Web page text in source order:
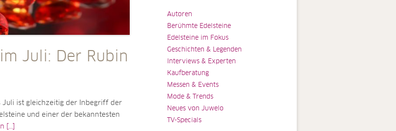
Juli: Der Rubin
Juli ist gleichzeitig der Inbegriff der
und einer der bekanntesten
[...]
Autoren
Berühmte Edelsteine
Edelsteine im Fokus
Geschichten & Legenden
Interviews & Experten
Kaufberatung
Messen & Events
Mode & Trends
Neues von Juwelo
TV-Specials